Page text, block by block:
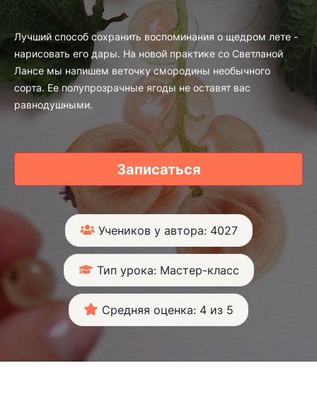
Лучший способ сохранить воспоминания о щедром лете -
нарисовать его дары. На новой практике со Светланой
Лансе мы напишем веточку смородины необычного
сорта. Ее полупрозрачные ягоды не оставят вас
равнодушными.
Записаться
Учеников у автора: 4027
Тип урока: Мастер-класс
Средняя оценка: 4 из 5